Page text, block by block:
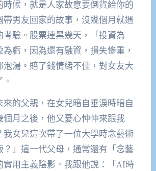
時候，就是人家故意要倒貨給你的
帶男友回家的故事，沒幾個月就遇
考驗。股票連黑幾天，「投資為
虧，因為還有融資，損失慘重，
泡湯。賠了錢情緒不佳，對女友大
的父親，在女兒暗自垂淚時暗自
個月之後，他又憂心忡忡來跟我
我女兒這次帶了一位大學時念藝術
？」這一代父母，通常還有「念藝
實用主義陰影。我跟他說：「AI時